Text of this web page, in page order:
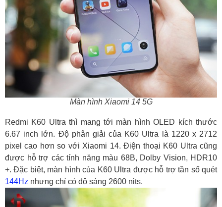
Màn hình Xiaomi 14 5G
Redmi K60 Ultra thì mang tới màn hình OLED kích thước
6.67 inch lớn. Độ phân giải của K60 Ultra là 1220 x 2712
pixel cao hơn so với Xiaomi 14. Điện thoại K60 Ultra cũng
được hỗ trợ các tính năng màu 68B, Dolby Vision, HDR10
+. Đặc biệt, màn hình của K60 Ultra được hỗ trợ tần số quét
144Hz nhưng chỉ có độ sáng 2600 nits.